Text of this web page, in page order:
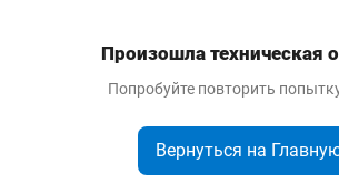
Произошла техническая
Попробуйте повторить
Вернуться на